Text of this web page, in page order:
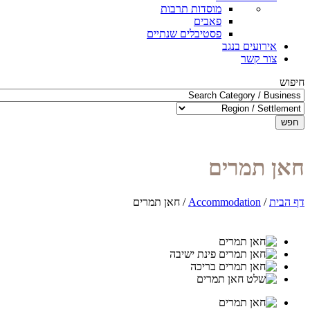
מוסדות תרבות
פאבים
פסטיבלים שנתיים
אירועים בנגב
צור קשר
חיפוש
חפש
חאן תמרים
דף הבית/
Accommodation
/ חאן תמרים